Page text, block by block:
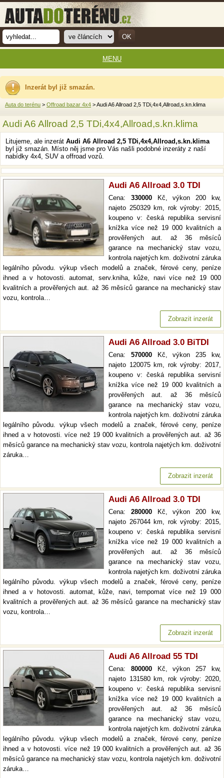
Inzerát byl již smazán.
Auta do terénu > Offroad bazar 4x4 > Audi A6 Allroad 2,5 TDi,4x4,Allroad,s.kn.klima
Audi A6 Allroad 2,5 TDi,4x4,Allroad,s.kn.klima
Litujeme, ale inzerát Audi A6 Allroad 2,5 TDi,4x4,Allroad,s.kn.klima
byl již smazán. Místo něj jsme pro Vás našli podobné inzeráty z naší
nabídky 4x4, SUV a offroad vozů.
Audi A6 Allroad 3.0 TDI
Cena: 330000Kč, výkon 200 kw,
najeto 250329 km, rok výroby: 2015,
koupeno v: česká republika servisní
knížka více než 19 000 kvalitních a
prověřených aut. až 36 měsíců
garance na mechanický stav vozu,
kontrola najetých km. doživotní záruka
legálního původu. výkup všech modelů a značek, férové ceny, peníze
ihned a v hotovosti. automat, serv.kniha, kůže, navi více než 19 000
kvalitních a prověřených aut. až 36 měsíců garance na mechanický stav
vozu, kontrola…
Zobrazit inzerát
Audi A6 Allroad 3.0 BiTDI
Cena: 570000Kč, výkon 235 kw,
najeto 120075 km, rok výroby: 2017,
koupeno v: česká republika servisní
knížka více než 19 000 kvalitních a
prověřených aut. až 36 měsíců
garance na mechanický stav vozu,
kontrola najetých km. doživotní záruka
legálního původu. výkup všech modelů a značek, férové ceny, peníze
ihned a v hotovosti. více než 19 000 kvalitních a prověřených aut. až 36
měsíců garance na mechanický stav vozu, kontrola najetých km. doživotní
záruka…
Zobrazit inzerát
Audi A6 Allroad 3.0 TDI
Cena: 280000Kč, výkon 200 kw,
najeto 267044 km, rok výroby: 2015,
koupeno v: česká republika servisní
knížka více než 19 000 kvalitních a
prověřených aut. až 36 měsíců
garance na mechanický stav vozu,
kontrola najetých km. doživotní záruka
legálního původu. výkup všech modelů a značek, férové ceny, peníze
ihned a v hotovosti. automat, kůže, navi, tempomat více než 19 000
kvalitních a prověřených aut. až 36 měsíců garance na mechanický stav
vozu, kontrola…
Zobrazit inzerát
Audi A6 Allroad 55 TDI
Cena: 800000Kč, výkon 257 kw,
najeto 131580 km, rok výroby: 2020,
koupeno v: česká republika servisní
knížka více než 19 000 kvalitních a
prověřených aut. až 36 měsíců
garance na mechanický stav vozu,
kontrola najetých km. doživotní záruka
legálního původu. výkup všech modelů a značek, férové ceny, peníze
ihned a v hotovosti. více než 19 000 kvalitních a prověřených aut. až 36
měsíců garance na mechanický stav vozu, kontrola najetých km. doživotní
záruka…
MENU